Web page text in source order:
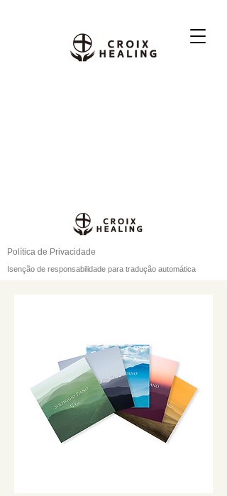
Política de Privacidade
Isenção de responsabilidade para tradução automática